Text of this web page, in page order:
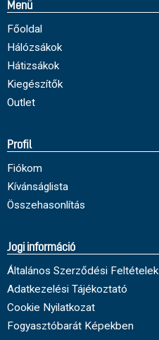
Menü
Főoldal
Hálózsákok
Hátizsákok
Kiegészítők
Outlet
Profil
Fiókom
Kívánságlista
Összehasonlítás
Jogi információ
Általános Szerződési Feltételek
Adatkezelési Tájékoztató
Cookie Nyilatkozat
Fogyasztóbarát Képekben